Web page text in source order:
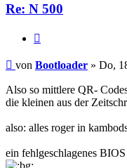
Re: N 500
Beitrag
von Bootloader » Do,
Also so mittlere QR-
die kleinen aus der
also: alles roger in
ein fehlgeschlagenes